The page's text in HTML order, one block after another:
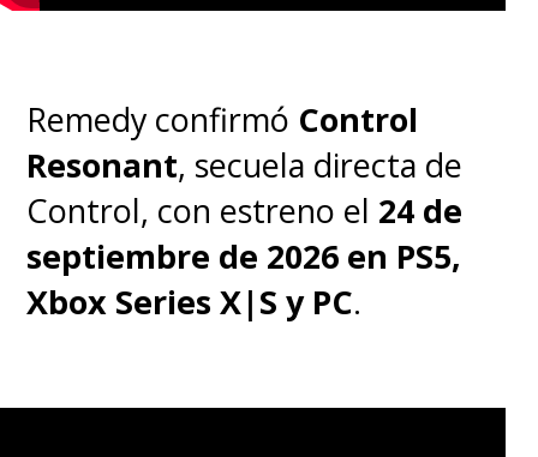
Remedy confirmó Control
Resonant, secuela directa de
Control, con estreno el 24 de
septiembre de 2026 en PS5,
Xbox Series X|S y PC.